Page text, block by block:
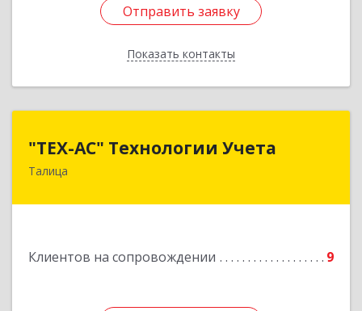
Отправить заявку
Показать контакты
Отправить заявку
Назад
"ТЕХ-АС" Технологии Учета
Талица
Клиентов на сопровождении 9